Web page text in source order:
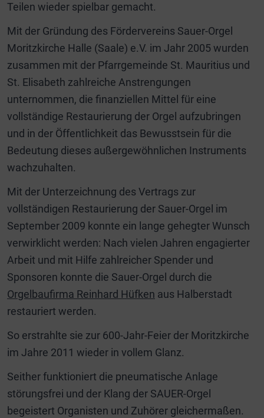
Teilen wieder spielbar gemacht.
Mit der Gründung des Fördervereins Sauer-Orgel
Moritzkirche Halle (Saale) e.V. im Jahr 2005 wurden
zusammen mit der Pfarrgemeinde St. Mauritius und
St. Elisabeth zahlreiche Anstrengungen
unternommen, die finanziellen Mittel für eine
vollständige Restaurierung der Orgel aufzubringen
und in der Öffentlichkeit das Bewusstsein für die
Bedeutung dieses außergewöhnlichen Instruments
wachzuhalten.
Mit der Unterzeichnung des Vertrags zur
vollständigen Restaurierung der Sauer-Orgel im
September 2009 konnte ein lange gehegter Wunsch
verwirklicht werden: Nach vielen Jahren engagierter
Arbeit und mit Hilfe zahlreicher Spender und
Sponsoren konnte die Sauer-Orgel durch die
Orgelbaufirma Reinhard Hüfken aus Halberstadt
restauriert werden.
So erstrahlte sie zur 600-Jahr-Feier der Moritzkirche
im Jahre 2011 wieder in vollem Glanz.
Seither funktioniert die pneumatische Anlage
störungsfrei und der Klang der SAUER-Orgel
begeistert Organisten und Zuhörer gleichermaßen.